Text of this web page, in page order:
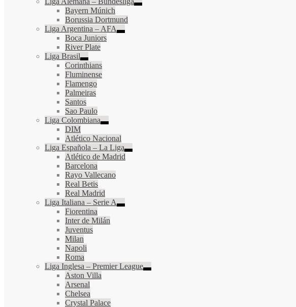
Bayern Múnich
Borussia Dortmund
Liga Argentina – AFA
Boca Juniors
River Plate
Liga Brasil
Corinthians
Fluminense
Flamengo
Palmeiras
Santos
Sao Paulo
Liga Colombiana
DIM
Atlético Nacional
Liga Española – La Liga
Atlético de Madrid
Barcelona
Rayo Vallecano
Real Betis
Real Madrid
Liga Italiana – Serie A
Fiorentina
Inter de Milán
Juventus
Milan
Napoli
Roma
Liga Inglesa – Premier League
Aston Villa
Arsenal
Chelsea
Crystal Palace